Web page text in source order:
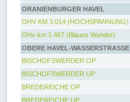
ORANIENBURGER HAVEL
OHV KM 3.014 (HOCHSPANNUNG)
OHv km 1.467 (Blaues Wunder)
OBERE HAVEL-WASSERSTRASSE
BISCHOFSWERDER OP
BISCHOFSWERDER UP
BREDEREICHE OP
BREDEREICHE UP